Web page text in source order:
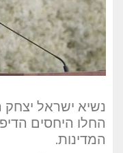
נשיא ישראל יצחק
החלו היחסים
המדינות.